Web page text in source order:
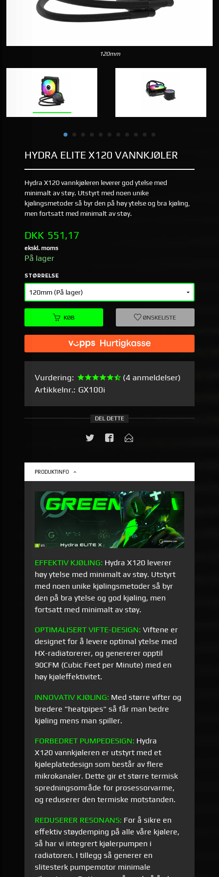
120mm
HYDRA ELITE X120 VANNKJØLER
Hydra X120 vannkjøleren leverer god ytelse med
minimalt av støy. Utstyrt med noen unike
kjølingsmetoder så byr den på høy ytelse og bra kjøling,
men fortsatt med minimalt av støy.
Pris
DKK 551,17
ekskl. moms
På lager
STØRRELSE
KØB ØNSKELISTE
Vurdering:
(4 anmeldelser)
Artikkelnr.: GX100i
DEL DETTE
PRODUKTINFO
EFFEKTIV KJØLING: HydraX120 leverer
høy ytelse med minimalt av støy. Utstyrt
med noen unike kjølingsmetoder så byr
den på bra ytelse og god kjøling, men
fortsatt med minimalt av støy.
OPTIMALISERT VIFTE-DESIGN: Viftene er
designet for å levere optimal ytelse med
HX-radiatorerer, og genererer opptil
90CFM (Cubic Feet per Minute) med en
høy kjøleffektivitet.
INNOVATIV KJØLING: Med større vifter og
bredere "heatpipes" så får man bedre
kjøling mens man spiller.
FORBEDRET PUMPEDESIGN: Hydra
X120vannkjøleren er utstyrt med et
kjøleplatedesign som består av flere
mikrokanaler. Dette gir et større termisk
spredningsområde for prosessorvarme,
og reduserer den termiske motstanden.
REDUSERER RESONANS: For å sikre en
effektiv støydemping på alle våre kjølere,
så har vi integrert kjølerpumpen i
radiatoren. I tillegg så generer en
slitesterk pumpemotor minimale